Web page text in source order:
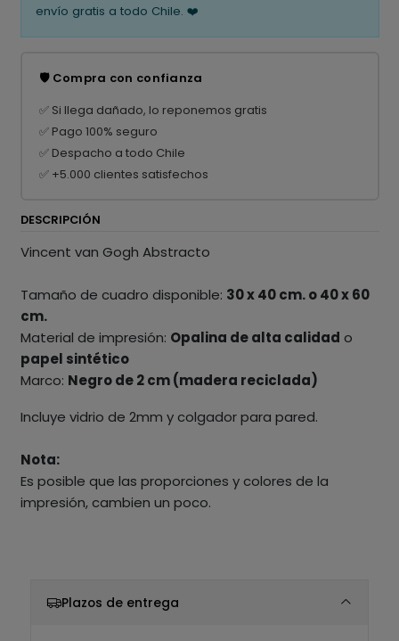
envío gratis a todo Chile. ❤️
🛡️ Compra con confianza
✅ Si llega dañado, lo reponemos gratis
✅ Pago 100% seguro
✅ Despacho a todo Chile
✅ +5.000 clientes satisfechos
DESCRIPCIÓN
Vincent van Gogh Abstracto
Tamaño de cuadro disponible: 30 x 40 cm. o 40 x 60
cm.
Material de impresión: Opalina de alta calidad o
papel sintético
Marco: Negro de 2 cm (madera reciclada)
Incluye vidrio de 2mm y colgador para pared.
Nota:
Es posible que las proporciones y colores de la
impresión, cambien un poco.
Plazos de entrega